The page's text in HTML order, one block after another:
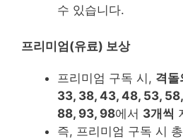
수 있습니다.
프리미엄(유료) 보상
프리미엄 구독 시, 격돌
33, 38, 43, 48, 53,
88, 93, 98에서 3개씩
즉, 프리미엄 구독 시 총